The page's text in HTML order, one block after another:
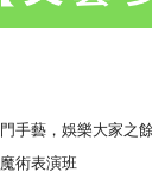
手藝，娛樂大家之
魔術表演班